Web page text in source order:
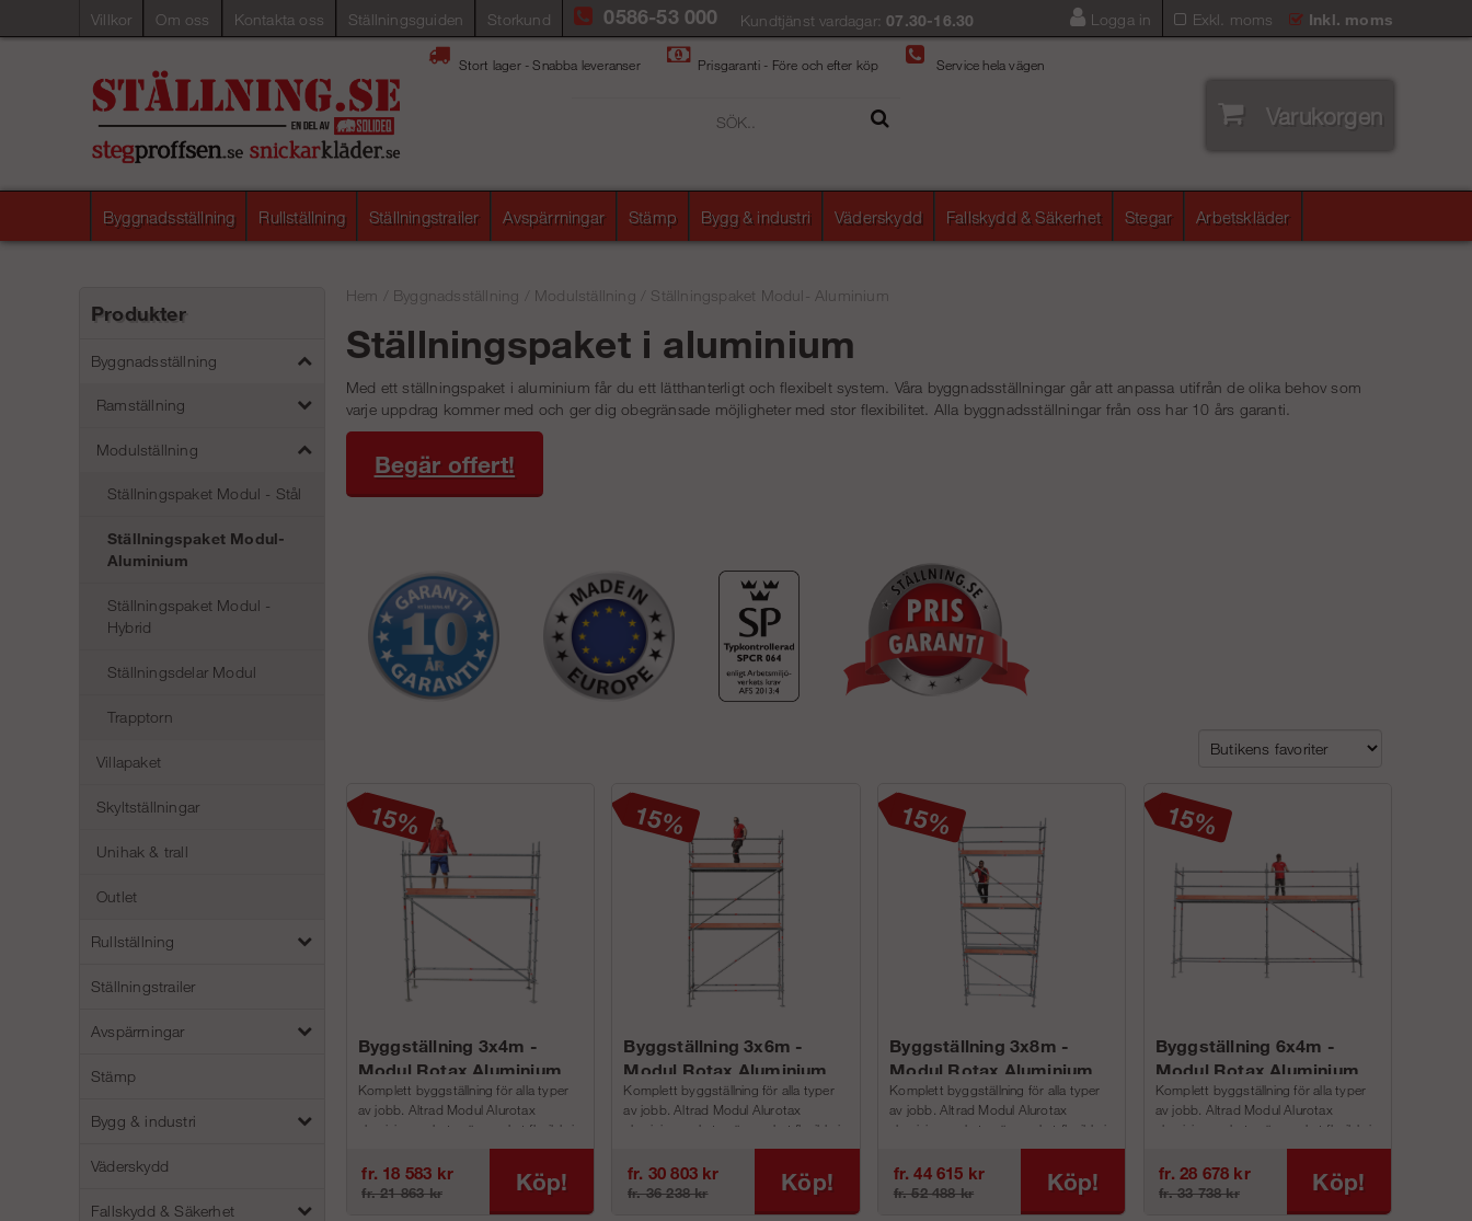
Villkor Om oss Kontakta oss Ställningsguiden Storkund Exkl. moms Inkl. moms
0586-53 000 Kundtjänst vardagar:07.30-16.30 Logga in
Stort lager - Snabba leveranser Prisgaranti - Före och efter köp Service hela vägen
Varukorgen
Byggnadsställning Rullställning Ställningstrailer Avspärrningar Stämp Bygg & industri Väderskydd Fallskydd & Säkerhet Stegar Arbetskläder
Produkter
Byggnadsställning
Ramställning
Modulställning
Ställningspaket Modul - Stål
Ställningspaket Modul-
Aluminium
Ställningspaket Modul -
Hybrid
Ställningsdelar Modul
Trapptorn
Villapaket
Skyltställningar
Unihak & trall
Outlet
Rullställning
Ställningstrailer
Avspärrningar
Stämp
Bygg & industri
Väderskydd
Fallskydd & Säkerhet
Hem Byggnadsställning Modulställning Ställningspaket Modul- Aluminium
Ställningspaket i aluminium
Med ett ställningspaket i aluminium får du ett lätthanterligt och flexibelt system. Våra byggnadsställningar går att anpassa utifrån de olika behov som
varje uppdrag kommer med och ger dig obegränsade möjligheter med stor flexibilitet. Alla byggnadsställningar från oss har 10 års garanti.
Begär offert!
Byggställning 3x4m -
Modul Rotax Aluminium
Komplett byggställning för alla typer
av jobb. Altrad Modul Alurotax
aluminium paketen är mycket flexibla i
fr. 18 583 kr
fr. 21 863 kr Köp!
Byggställning 3x6m -
Modul Rotax Aluminium
Komplett byggställning för alla typer
av jobb. Altrad Modul Alurotax
aluminium paketen är mycket flexibla i
fr. 30 803 kr
fr. 36 238 kr Köp!
Byggställning 3x8m -
Modul Rotax Aluminium
Komplett byggställning för alla typer
av jobb. Altrad Modul Alurotax
aluminium paketen är mycket flexibla i
fr. 44 615 kr
fr. 52 488 kr Köp!
Byggställning 6x4m -
Modul Rotax Aluminium
Komplett byggställning för alla typer
av jobb. Altrad Modul Alurotax
aluminium paketen är mycket flexibla i
fr. 28 678 kr
fr. 33 738 kr Köp!